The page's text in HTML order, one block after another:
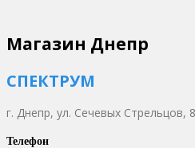
Магазин Днепр
СПЕКТРУМ
г. Днепр, ул. Сечевых Стрельцов,
Телефон